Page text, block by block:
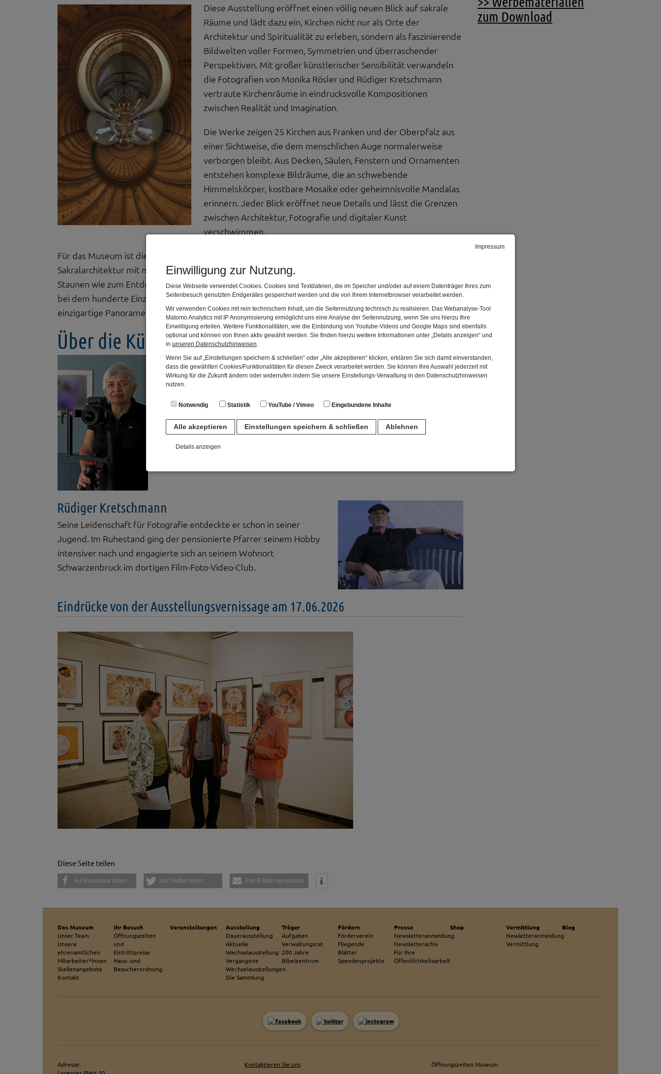
Impressum
Einwilligung zur Nutzung.
Diese Webseite verwendet Cookies. Cookies sind Textdateien, die im Speicher und/oder auf einem Datenträger Ihres zum
Seitenbesuch genutzten Endgerätes gespeichert werden und die von Ihrem Internetbrowser verarbeitet werden.
Wir verwenden Cookies mit rein technischem Inhalt, um die Seitennutzung technisch zu realisieren. Das Webanalyse-Tool
Matomo Analytics mit IP Anonymisierung ermöglicht uns eine Analyse der Seitennutzung, wenn Sie uns hierzu Ihre
Einwilligung erteilen. Weitere Funktionalitäten, wie die Einbindung von Youtube-Videos und Google Maps sind ebenfalls
optional und können von Ihnen aktiv gewählt werden. Sie finden hierzu weitere Informationen unter „Details anzeigen“ und
in unseren Datenschutzhinweisen.
Wenn Sie auf „Einstellungen speichern & schließen“ oder „Alle akzeptieren“ klicken, erklären Sie sich damit einverstanden,
dass die gewählten Cookies/Funktionalitäten für diesen Zweck verarbeitet werden. Sie können Ihre Auswahl jederzeit mit
Wirkung für die Zukunft ändern oder widerrufen indem Sie unsere Einstellungs-Verwaltung in den Datenschutzhinweisen
nutzen.
Notwendig Statistik YouTube / Vimeo Eingebundene Inhalte
Alle akzeptieren Einstellungen speichern & schließen Ablehnen
Details anzeigen
Statistik
Diese Website nutzt Matomo Analytics für die Auswertung der Seitenaufrufe als Statistik. Die hierdurch gespeicherten Daten
werden ausschließlich auf unseren eigenen Servern gespeichert. Eine Übertragung an Dritte erfolgt nicht. Wir verwenden
die Funktion AnonymizeIP zur Anonymisierung Ihrer IP-Adresse, so dass diese gekürzt wird und nicht mehr Ihrem Besuch
auf unserer Internetseite zugeordnet werden kann.
YouTube / Vimeo
Videos werden über die Plattformen YouTube oder Vimeo eingebunden. Wir nutzen YouTube im erweiterten
Datenschutzmodus. Dieser Modus bewirkt laut YouTube, dass YouTube keine Informationen über die Besucher auf dieser
Website speichert, bevor diese sich das Video ansehen.
Eingebundene Inhalte
Optional sind externe Inhalte auf den Seiten dieser Website eingebunden. Das können Kartendienste wie z.B. Google Maps
sein oder auch Anwendungen einer externen Website.
Diese Ausstellung eröffnet einen völlig neuen Blick auf sakrale
Räume und lädt dazu ein, Kirchen nicht nur als Orte der
Architektur und Spiritualität zu erleben, sondern als faszinierende
Bildwelten voller Formen, Symmetrien und überraschender
Perspektiven. Mit großer künstlerischer Sensibilität verwandeln
die Fotografien von Monika Rösler und Rüdiger Kretschmann
vertraute Kirchenräume in eindrucksvolle Kompositionen
zwischen Realität und Imagination.
Die Werke zeigen 25 Kirchen aus Franken und der Oberpfalz aus
einer Sichtweise, die dem menschlichen Auge normalerweise
verborgen bleibt. Aus Decken, Säulen, Fenstern und Ornamenten
entstehen komplexe Bildräume, die an schwebende
Himmelskörper, kostbare Mosaike oder geheimnisvolle Mandalas
erinnern. Jeder Blick eröffnet neue Details und lässt die Grenzen
zwischen Architektur, Fotografie und digitaler Kunst
verschwimmen.
Für das Museum ist diese Präsentation eine außergewöhnliche Bereicherung: Sie verbindet regionale
Sakralarchitektur mit moderner Bildkunst und schafft ein Ausstellungserlebnis, das gleichermaßen zum
Staunen wie zum Entdecken einlädt. Hinter jedem Werk steckt ein aufwendiger künstlerischer Prozess,
bei dem hunderte Einzelaufnahmen zu einem einzigen Gesamtbild verschmelzen. So entstehen
einzigartige Panoramen, die Kirchenräume in eine neue, beinahe sphärische Dimension übersetzen.
Über die Künstler
Monika Rösler
Die heute in Burgthann bei Nürnberg lebende Künstlerin Monika Rösler hat
Schwarzenbruck. Es waren einige Bilder in einer Fotozeitschrift gewesen, die
ihr Interesse an einer anderen Art von Kirchenfotografie weckten. In Rüdiger
Kretschmann fand sie schließlich einen Projektpartner.
Rüdiger Kretschmann
Seine Leidenschaft für Fotografie entdeckte er schon in seiner
Jugend. Im Ruhestand ging der pensionierte Pfarrer seinem Hobby
intensiver nach und engagierte sich an seinem Wohnort
Schwarzenbruck im dortigen Film-Foto-Video-Club.
Eindrücke von der Ausstellungsvernissage am 17.06.2026
Zurück
zum Download
Diese Seite teilen
Auf Facebook teilen Auf Twitter teilen Per E-Mail versenden
Das Museum
Unser Team
Unsere
ehrenamtlichen
Mitarbeiter*innen
Stellenangebote
Kontakt
Ihr Besuch
Öffnungszeiten
und
Eintrittpreise
Haus- und
Besucherordnung
Veranstaltungen
Ausstellung
Dauerausstellung
Aktuelle
Wechselausstellung
Vergangene
Wechselausstellungen
Die Sammlung
Träger
Aufgaben
Verwaltungsrat
200 Jahre
Bibelzentrum
Fördern
Förderverein
Fliegende
Blätter
Spendenprojekte
Presse
Newsletteranmeldung
Newsletterachiv
Für Ihre
Öffentlichkeitsarbeit
Shop
Vermittlung
Newletteranmeldung
Vermittlung
Blog
Adresse:
Kontaktieren Sie uns Öffnungszeiten Museum